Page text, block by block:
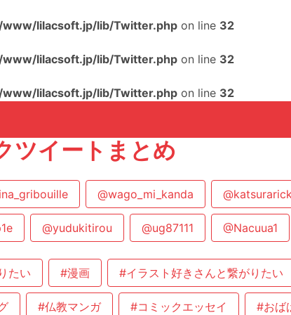
lilacsoft.jp/lib/Twitter.php on line 32
lilacsoft.jp/lib/Twitter.php on line 32
lilacsoft.jp/lib/Twitter.php on line 32
ツイートまとめ
@wago_mi_kanda
@yudukitirou @ug87111 @Nacuua1
たい #漫画 #イラスト好きさんと繋がりたい
#仏教マンガ #コミックエッセイ #おば